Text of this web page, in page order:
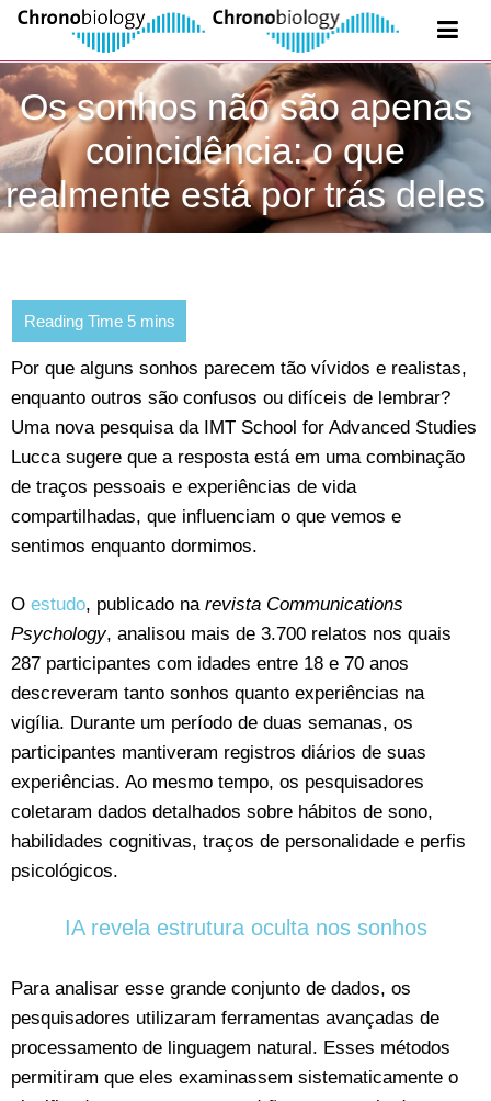
Os sonhos não são apenas
coincidência: o que
realmente está por trás deles
Por que alguns sonhos parecem tão vívidos e realistas,
enquanto outros são confusos ou difíceis de lembrar?
Uma nova pesquisa da IMT School for Advanced Studies
Lucca sugere que a resposta está em uma combinação
de traços pessoais e experiências de vida
compartilhadas, que influenciam o que vemos e
sentimos enquanto dormimos.
O estudo, publicado na revista Communications
Psychology, analisou mais de 3.700 relatos nos quais
287 participantes com idades entre 18 e 70 anos
descreveram tanto sonhos quanto experiências na
vigília. Durante um período de duas semanas, os
participantes mantiveram registros diários de suas
experiências. Ao mesmo tempo, os pesquisadores
coletaram dados detalhados sobre hábitos de sono,
habilidades cognitivas, traços de personalidade e perfis
psicológicos.
IA revela estrutura oculta nos sonhos
Para analisar esse grande conjunto de dados, os
pesquisadores utilizaram ferramentas avançadas de
processamento de linguagem natural. Esses métodos
permitiram que eles examinassem sistematicamente o